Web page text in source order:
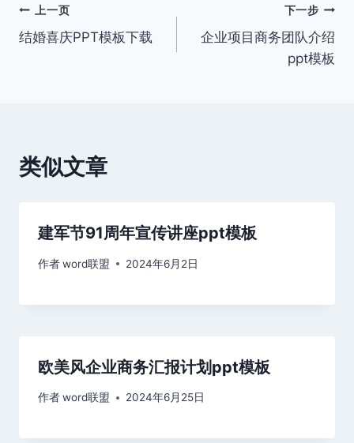
文
章
上一页
结婚喜庆PPT模板下载
下一步
企业项目商务团队介绍
ppt模板
类似文章
建军节91周年宣传讲座ppt模板
作者word联盟 2024年6月2日
欧美风企业商务汇报计划ppt模板
作者word联盟 2024年6月25日